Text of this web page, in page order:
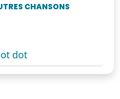
CHANSONS
dot